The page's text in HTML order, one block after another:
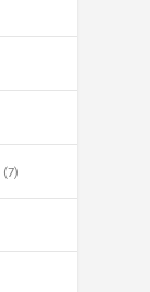
(7)